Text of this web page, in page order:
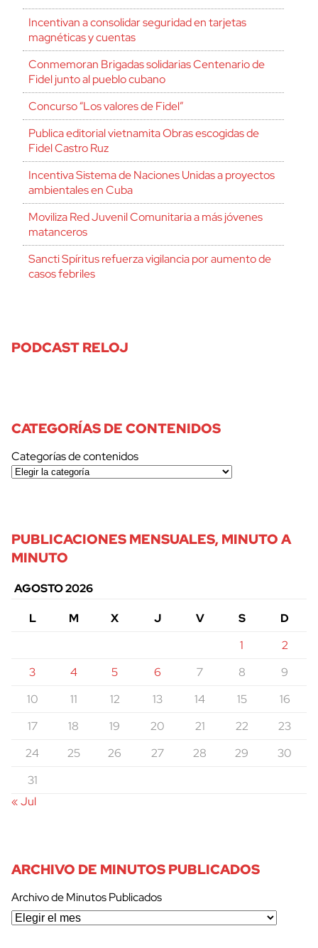
Incentivan a consolidar seguridad en tarjetas
magnéticas y cuentas
Conmemoran Brigadas solidarias Centenario de
Fidel junto al pueblo cubano
Concurso “Los valores de Fidel”
Publica editorial vietnamita Obras escogidas de
Fidel Castro Ruz
Incentiva Sistema de Naciones Unidas a proyectos
ambientales en Cuba
Moviliza Red Juvenil Comunitaria a más jóvenes
matanceros
Sancti Spíritus refuerza vigilancia por aumento de
casos febriles
PODCAST RELOJ
CATEGORÍAS DE CONTENIDOS
Categorías de contenidos
PUBLICACIONES MENSUALES, MINUTO A
MINUTO
AGOSTO 2026
L
M X J V S
D
1
2
3
4 5 6 7 8
9
10
11 12 13 14 15
16
17
18 19 20 21 22
23
24
25 26 27 28 29
30
31
« Jul
ARCHIVO DE MINUTOS PUBLICADOS
Archivo de Minutos Publicados